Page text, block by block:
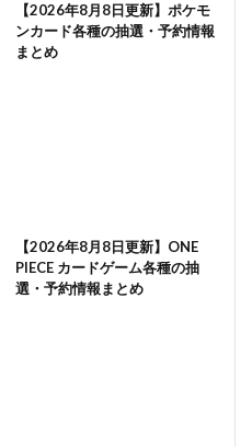
【2026年8月8日更新】ポケモ
ンカード各種の抽選・予約情報
まとめ
【2026年8月8日更新】ONE
PIECE カードゲーム各種の抽
選・予約情報まとめ